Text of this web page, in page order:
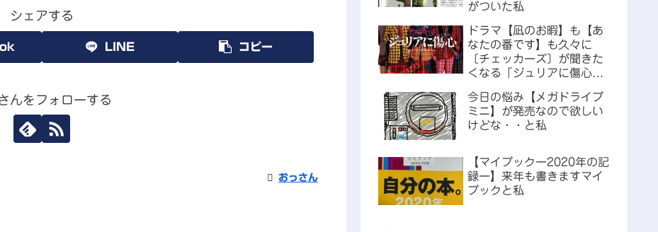
シェアする
LINE コピー
んをフォローする
おっさん
がついた私
ドラマ【凪のお暇】も【あ
なたの番です】も久々に
〔チェッカーズ〕が聞きた
くなる「ジュリアに傷心」
今日の悩み【メガドライブ
ミニ】が発売なので欲しい
けどな・・と私
【マイブックー2020年の記
録ー】来年も書きますマイ
ブックと私